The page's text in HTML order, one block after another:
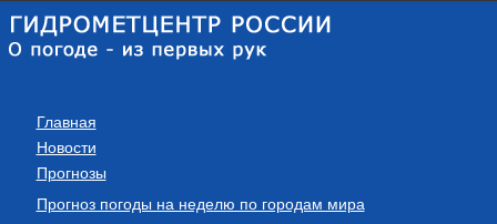
Главная
Новости
Прогнозы
Прогноз погоды на неделю по городам мира